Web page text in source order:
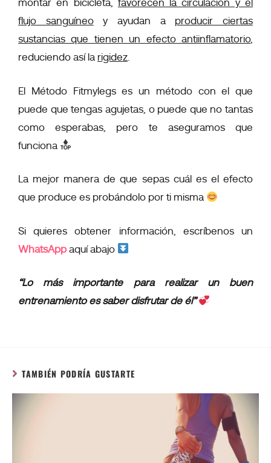
montar en bicicleta, favorecen la circulación y el
flujo sanguíneoy ayudan a producir ciertas
sustancias que tienen un efecto antiinflamatorio,
reduciendo así la rigidez.
El Método Fitmylegs es un método con el que
puede que tengas agujetas, o puede que no tantas
como esperabas, pero te aseguramos que
funciona
La mejor manera de que sepas cuál es el efecto
que produce es probándolo por ti misma
Si quieres obtener información, escríbenos un
WhatsApp aquí abajo
“Lo más importante para realizar un buen
entrenamiento es saber disfrutar de él”
TAMBIÉN PODRÍA GUSTARTE